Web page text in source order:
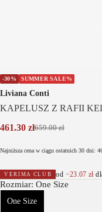
-30% SUMMER SALE%
Liviana Conti
KAPELUSZ Z RAFII
659.00zł
Pierwotna
wynosiła:
461.30 zł
Aktualna
wynosi:
Najniższa cena w ciągu ostatnich 30 dni:
VERIMA CLUB od −23.07zł
Rozmiar: One Size
One Size